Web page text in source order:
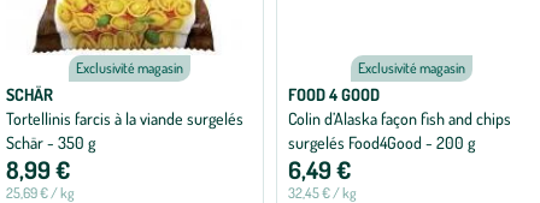
Exclusivité magasin
SCHÄR
Tortellinis farcis à la viande surgelés
Schär - 350 g
8,99 €
25,69 € / kg
Exclusivité magasin
FOOD 4 GOOD
Colin d’Alaska façon fish and chips
surgelés Food4Good - 200 g
6,49 €
32,45 € / kg